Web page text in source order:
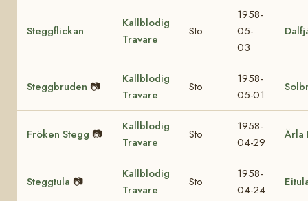
Steggflickan
Kallblodig
Travare
Sto
1958-
05-
03
Steggbruden 📷
Kallblodig
Travare
Sto
1958-
05-01
Fröken Stegg 📷
Kallblodig
Travare
Sto
1958-
04-29
Ärla
Steggtula 📷
Kallblodig
Travare
Sto
1958-
04-24